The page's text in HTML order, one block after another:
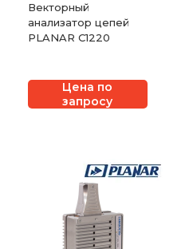
Векторный
анализатор цепей
PLANAR C1220
Цена по
запросу